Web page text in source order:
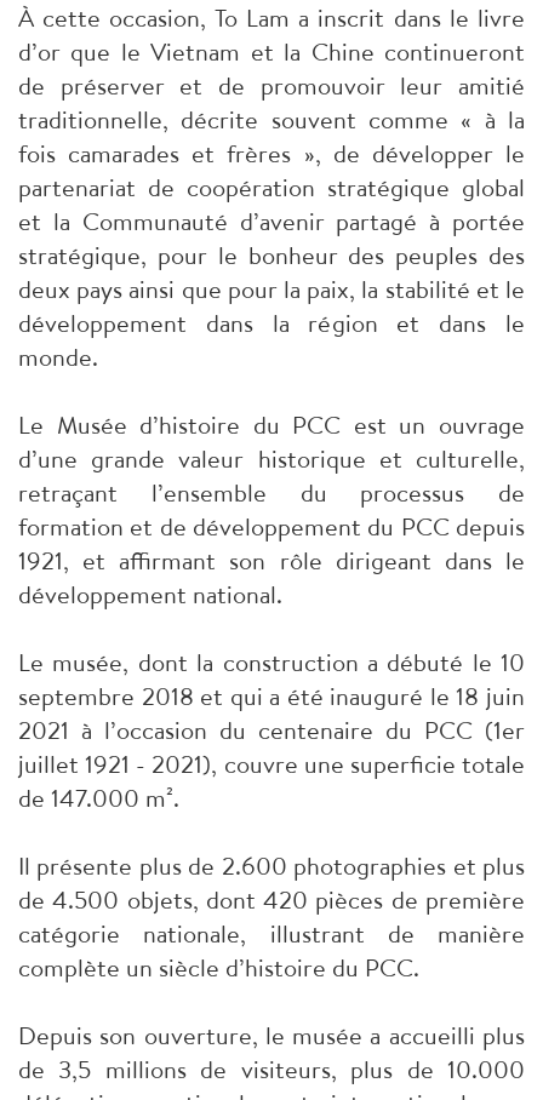
À cette occasion, To Lam a inscrit dans le livre
d’or que le Vietnam et la Chine continueront
de préserver et de promouvoir leur amitié
traditionnelle, décrite souvent comme « à la
fois camarades et frères », de développer le
partenariat de coopération stratégique global
et la Communauté d’avenir partagé à portée
stratégique, pour le bonheur des peuples des
deux pays ainsi que pour la paix, la stabilité et le
développement dans la région et dans le
monde.
Le Musée d’histoire du PCC est un ouvrage
d’une grande valeur historique et culturelle,
retraçant l’ensemble du processus de
formation et de développement du PCC depuis
1921, et affirmant son rôle dirigeant dans le
développement national.
Le musée, dont la construction a débuté le 10
septembre 2018 et qui a été inauguré le 18 juin
2021 à l’occasion du centenaire du PCC (1er
juillet 1921 - 2021), couvre une superficie totale
de 147.000 m².
Il présente plus de 2.600 photographies et plus
de 4.500 objets, dont 420 pièces de première
catégorie nationale, illustrant de manière
complète un siècle d’histoire du PCC.
Depuis son ouverture, le musée a accueilli plus
de 3,5 millions de visiteurs, plus de 10.000